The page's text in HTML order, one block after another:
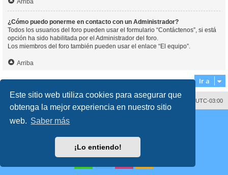
Este sitio web utiliza cookies para asegurar que
obtenga la mejor experiencia en nuestro sitio
web. Saber más
¡Lo entiendo!
Arriba
¿Cómo puedo ponerme en contacto con un Administrador?
Todos los usuarios del foro pueden usar el formulario “Contáctenos”, si está
opción ha sido habilitada por el Administrador del foro.
Los miembros del foro también pueden usar el enlace “El equipo”.
Arriba
Ir a
Todos los horarios son UTC-03:00
Borrar cookies
Desarrollado por
® Forum Software © phpBB Limited
Traducción al español porphpBB España
Condiciones